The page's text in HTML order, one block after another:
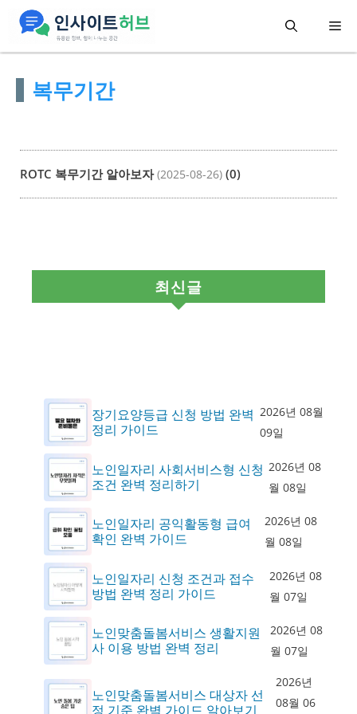
메
복무기간
ROTC 복무기간 알아보자 (2025-08-26) (0)
최신글
장기요양등급 신청 방법 완벽
정리 가이드
2026년 08월
09일
노인일자리 사회서비스형 신청
조건 완벽 정리하기
2026년 08
월 08일
노인일자리 공익활동형 급여
확인 완벽 가이드
2026년 08
월 08일
노인일자리 신청 조건과 접수
방법 완벽 정리 가이드
2026년 08
월 07일
노인맞춤돌봄서비스 생활지원
사 이용 방법 완벽 정리
2026년 08
월 07일
노인맞춤돌봄서비스 대상자 선
정 기준 완벽 가이드 알아보기
2026년
08월 06